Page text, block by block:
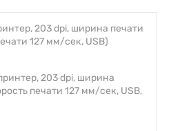
203 dpi, ширина печати
127 мм/сек, USB)
203 dpi, ширина
печати 127 мм/сек, USB,